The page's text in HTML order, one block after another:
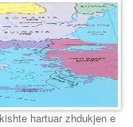
hartuar zhdukjen e